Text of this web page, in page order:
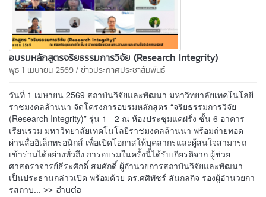
อบรมหลักสูตรจริยธรรมการวิจัย (Research Integrity)
พุธ 1 เมษายน 2569 / ข่าวประกาศประชาสัมพันธ์
วันที่ 1 เมษายน 2569 สถาบันวิจัยและพัฒนา มหาวิทยาลัยเทคโนโลยี
ราชมงคลล้านนา จัดโครงการอบรมหลักสูตร “จริยธรรมการวิจัย
(Research Integrity)” รุ่น 1 - 2 ณ ห้องประชุมแคฝรั่ง ชั้น 6 อาคาร
เรียนรวม มหาวิทยาลัยเทคโนโลยีราชมงคลล้านนา พร้อมถ่ายทอด
ผ่านสื่ออิเล็กทรอนิกส์ เพื่อเปิดโอกาสให้บุคลากรและผู้สนใจสามารถ
เข้าร่วมได้อย่างทั่วถึง การอบรมในครั้งนี้ได้รับเกียรติจาก ผู้ช่วย
ศาสตราจารย์ธีระศักดิ์ สมศักดิ์ ผู้อำนวยการสถาบันวิจัยและพัฒนา
เป็นประธานกล่าวเปิด พร้อมด้วย ดร.ศศิพัชร์ สันกลกิจ รองผู้อำนวยกา
รสถาบ... >> อ่านต่อ